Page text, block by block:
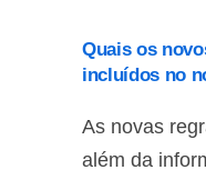
Quais os
incluídos no
As novas
além da